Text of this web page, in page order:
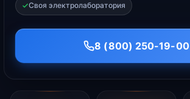
Своя электролаборатория
8 (800) 250-19-00